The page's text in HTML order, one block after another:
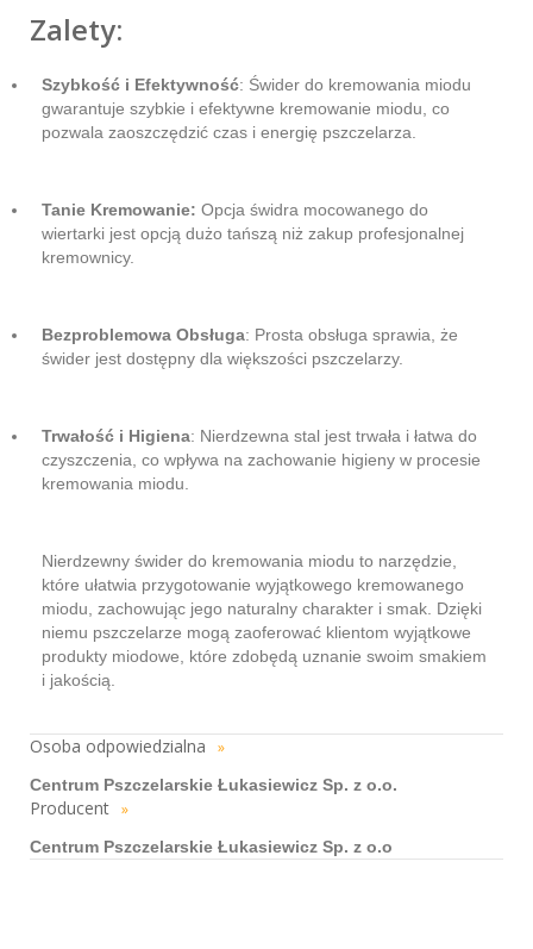
Zalety:
Szybkość i Efektywność: Świder do kremowania miodu
gwarantuje szybkie i efektywne kremowanie miodu, co
pozwala zaoszczędzić czas i energię pszczelarza.
Tanie Kremowanie: Opcja świdra mocowanego do
wiertarki jest opcją dużo tańszą niż zakup profesjonalnej
kremownicy.
Bezproblemowa Obsługa: Prosta obsługa sprawia, że
świder jest dostępny dla większości pszczelarzy.
Trwałość i Higiena: Nierdzewna stal jest trwała i łatwa do
czyszczenia, co wpływa na zachowanie higieny w procesie
kremowania miodu.
Nierdzewny świder do kremowania miodu to narzędzie,
które ułatwia przygotowanie wyjątkowego kremowanego
miodu, zachowując jego naturalny charakter i smak. Dzięki
niemu pszczelarze mogą zaoferować klientom wyjątkowe
produkty miodowe, które zdobędą uznanie swoim smakiem
i jakością.
Osoba odpowiedzialna »
Centrum Pszczelarskie Łukasiewicz Sp. z o.o.
Producent »
Centrum Pszczelarskie Łukasiewicz Sp. z o.o